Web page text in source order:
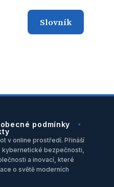
Slovník
podmínky
v online prostředí. Přináší
kybernetické bezpečnosti,
a inovací, které
o světě moderních